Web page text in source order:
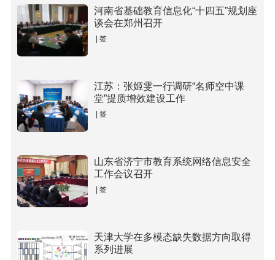
河南省基础教育信息化“十四五”规划座
谈会在郑州召开
| 签
江苏：张姬雯一行调研“名师空中课
堂”提质增效建设工作
| 签
山东省济宁市教育系统网络信息安全
工作会议召开
| 签
天津大学在多模态缺失数据方向取得
系列进展